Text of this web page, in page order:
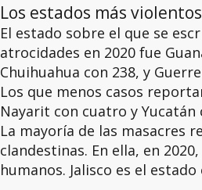
Los estados más violentos
El estado sobre el que se
atrocidades en 2020 fue
Chuihuahua con 238, y
Los que menos casos
Nayarit con cuatro y Yucatán
La mayoría de las masacres
clandestinas. En ella, en
humanos. Jalisco es el